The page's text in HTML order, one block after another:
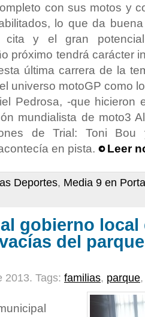
con sus motos y
lo que da
cita y el gran
próximo tendrá carácter
última carrera de la
universo motoGP como
Pedrosa, -que hicieron
mundialista de moto3
de Trial: Toni Bou
en pista.
Leer
Deportes, Media 9 en
gobierno
del
2013. Tags: familias, parque